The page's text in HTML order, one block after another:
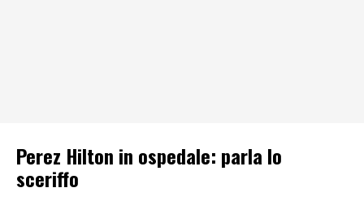
Perez Hilton in ospedale: parla lo
sceriffo